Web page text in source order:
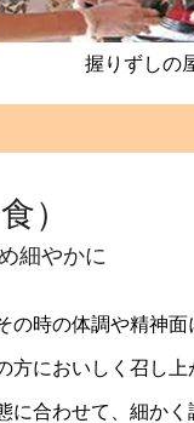
握りずしの
）
細やかに
時の体調や精神
においしく召し
に合わせて、細か